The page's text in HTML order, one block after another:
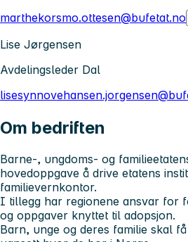
marthekorsmo.ottesen@bufetat.no
Lise Jørgensen
Avdelingsleder Dal
Om bedriften
Barne-, ungdoms- og
hovedoppgave å drive etatens
familievernkontor.
I tillegg har regionene ansvar for
og oppgaver knyttet til adopsjon.
Barn, unge og deres familie skal